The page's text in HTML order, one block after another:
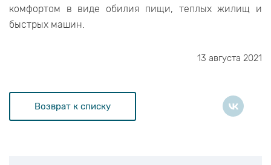
комфортом в виде обилия пищи, теплых жилищ и
быстрых машин.
13 августа 2021
Возврат к списку